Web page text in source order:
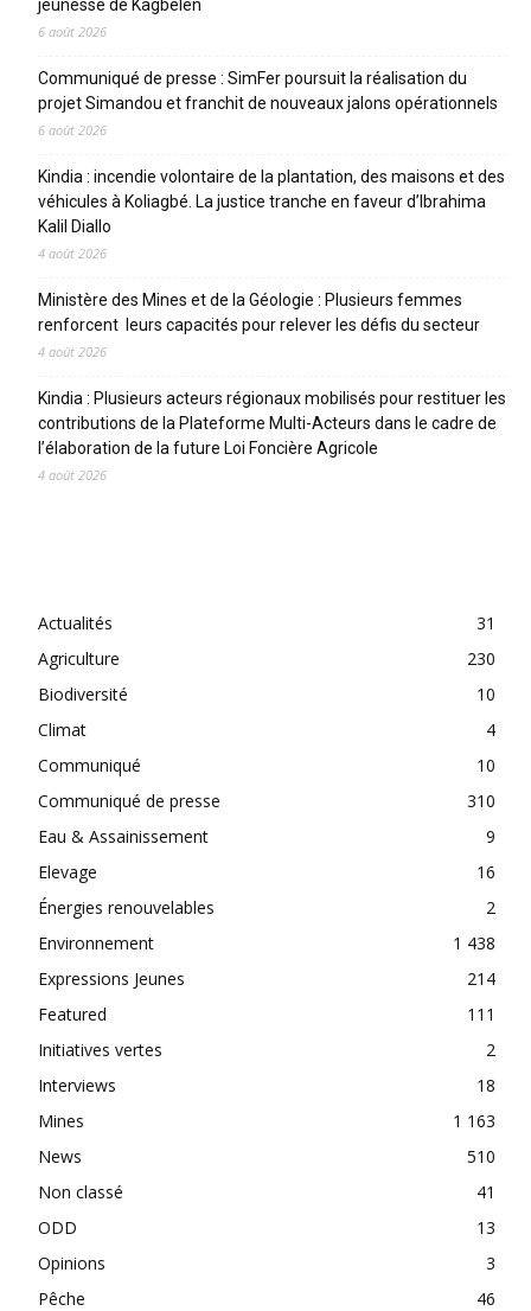
jeunesse de Kagbelen
6 août 2026
Communiqué de presse : SimFer poursuit la réalisation du
projet Simandou et franchit de nouveaux jalons opérationnels
6 août 2026
Kindia : incendie volontaire de la plantation, des maisons et des
véhicules à Koliagbé. La justice tranche en faveur d’Ibrahima
Kalil Diallo
4 août 2026
Ministère des Mines et de la Géologie : Plusieurs femmes
renforcent leurs capacités pour relever les défis du secteur
4 août 2026
Kindia : Plusieurs acteurs régionaux mobilisés pour restituer les
contributions de la Plateforme Multi-Acteurs dans le cadre de
l’élaboration de la future Loi Foncière Agricole
4 août 2026
Actualités
31
Agriculture
230
Biodiversité
10
Climat
4
Communiqué
10
Communiqué de presse
310
Eau & Assainissement
9
Elevage
16
Énergies renouvelables
2
Environnement
1 438
Expressions Jeunes
214
Featured
111
Initiatives vertes
2
Interviews
18
Mines
1 163
News
510
Non classé
41
ODD
13
Opinions
3
Pêche
46